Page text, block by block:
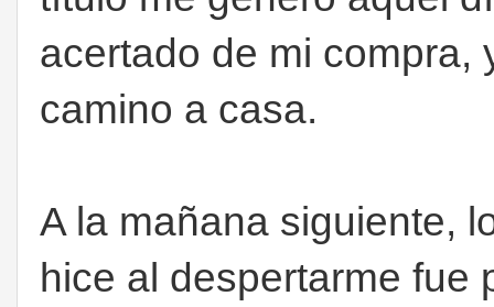
acertado de mi compra,
camino a casa.
A la mañana siguiente,
hice al despertarme fue